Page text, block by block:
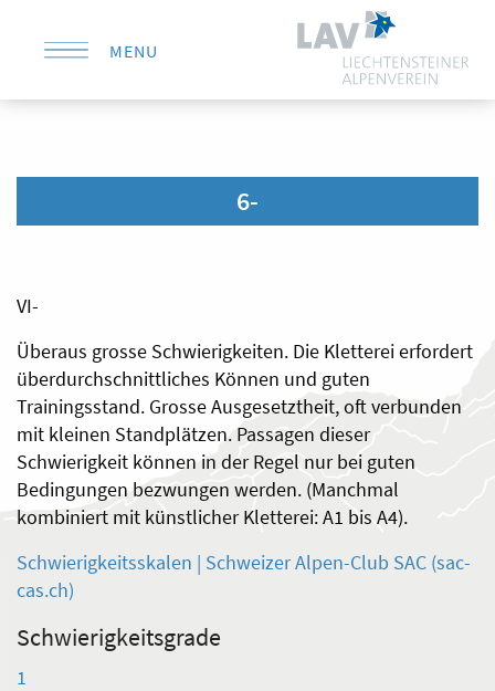
MENU
6-
VI-
Überaus grosse Schwierigkeiten. Die Kletterei erfordert
überdurchschnittliches Können und guten
Trainingsstand. Grosse Ausgesetztheit, oft verbunden
mit kleinen Standplätzen. Passagen dieser
Schwierigkeit können in der Regel nur bei guten
Bedingungen bezwungen werden. (Manchmal
kombiniert mit künstlicher Kletterei: A1 bis A4).
Schwierigkeitsskalen | Schweizer Alpen-Club SAC (sac-
cas.ch)
Schwierigkeitsgrade
1